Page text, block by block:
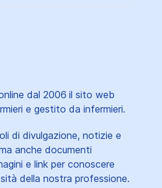
dal 2006 il sito web
e gestito da infermieri.
di divulgazione, notizie e
anche documenti
e link per conoscere
della nostra professione.